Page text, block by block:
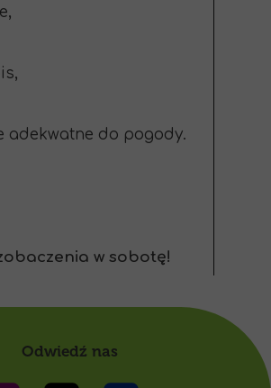
Odwiedź nas
adekwatne do pogody.
w sobotę!